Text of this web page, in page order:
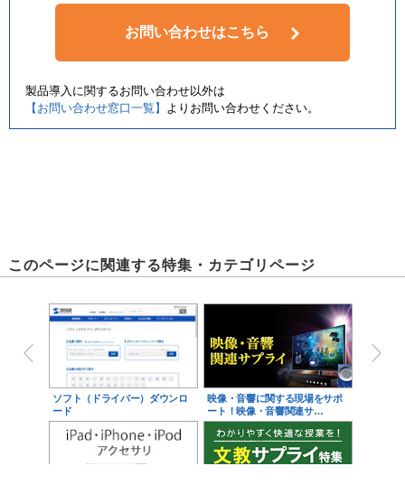
お問い合わせはこちら
製品導入に関するお問い合わせ以外は
【お問い合わせ窓口一覧】 よりお問い合わせください。
このページに関連する特集・カテゴリページ
ソフト（ドライバー）ダウンロ
ード
映像・音響に関する現場をサポ
ート！映像・音響関連サ…